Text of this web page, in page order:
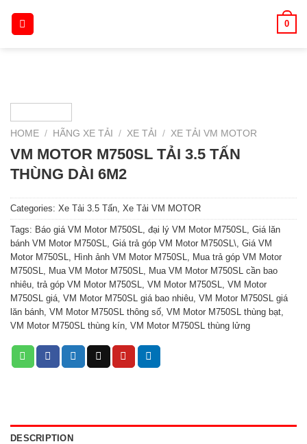
0
HOME / HÃNG XE TẢI / XE TẢI / XE TẢI VM MOTOR
VM MOTOR M750SL TẢI 3.5 TẤN
THÙNG DÀI 6M2
Categories: Xe Tải 3.5 Tấn Xe Tải VM MOTOR
Tags: Báo giá VM Motor M750SL đại lý VM Motor M750SL
Giá lăn
bánh VM Motor M750SL
Giá trả góp VM Motor M750SL\ Giá VM
Motor M750SL
Hình ảnh VM Motor M750SL
Mua trả góp VM Motor
M750SL
Mua VM Motor M750SL
Mua VM Motor M750SL cần bao
nhiêu trả góp VM Motor M750SL VM Motor M750SL
VM Motor
M750SL giá VM Motor M750SL giá bao nhiêu VM Motor M750SL giá
lăn bánh VM Motor M750SL thông số VM Motor M750SL thùng bạt
VM Motor M750SL thùng kín VM Motor M750SL thùng lửng
DESCRIPTION